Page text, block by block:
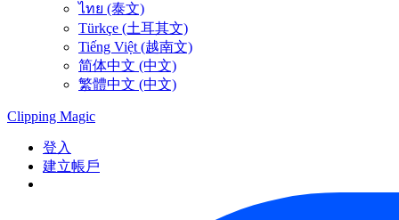
ไทย (泰文)
Türkçe (土耳其文)
Tiếng Việt (越南文)
简体中文 (中文)
繁體中文 (中文)
Clipping Magic
登入
建立帳戶